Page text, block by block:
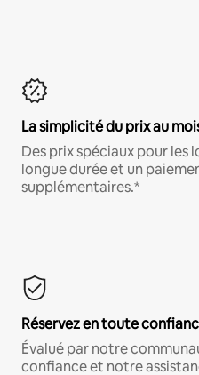
La simplicité du prix au
Des prix spéciaux pour les
longue durée et un
supplémentaires.*
Réservez en toute
Évalué par notre
confiance et notre